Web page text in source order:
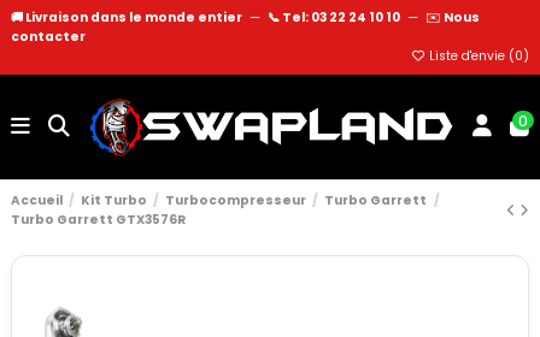
🚚 Livraison dans le monde entier — 📞 Tel: 03 22 24 10 10 — ✉️ Nous
contacter
Liste d'envie (0)
0
Accueil Kit Turbo Turbocompresseur
Turbo Garrett
Turbo Garrett GTX3576R